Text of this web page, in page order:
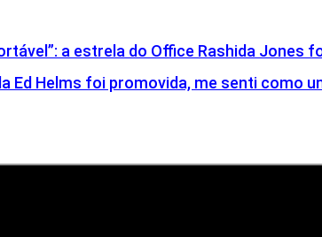
a estrela do Office Rashida Jones
Ed Helms foi promovida, me senti como